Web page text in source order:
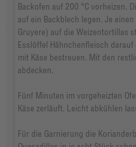
Backofen auf 200 °C vorheizen.
auf ein Backblech legen. Je
Gruyere) auf die Weizentortillas
Esslöffel Hähnchenfleisch
mit Käse bestreuen. Mit den
abdecken.
Fünf Minuten im vorgeheizten
Käse zerläuft. Leicht abkühlen
Für die Garnierung die